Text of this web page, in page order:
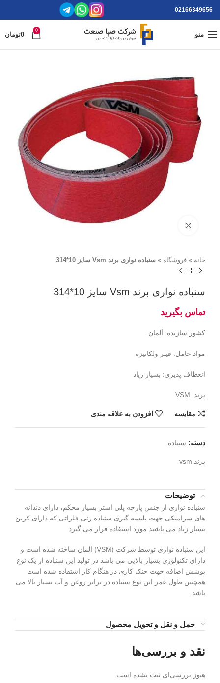
02166349656
منو
0
0تومان
خانه » فروشگاه » سنباده نواری برند Vsm سایز 10*314
سنباده نواری برند Vsm سایز 10*314
کشور سازنده: آلمان
مواد حامل: فیبر ولکانیزه
انعطاف پذیری: بسیار زیاد
برند: VSM
مقايسه افزودن به علاقه مندی
دسته: سنباده
برند vsm
توضیحات
سنباده نواری از جنس پارچه پلی استر بسیار محکم، دارای دندانه
های سرامیکی جهت پلیسه گیری سنباده زنی فلزاتی که دارای کربن
بسیار زیاد می باشند مورد استفاده قرار می گیرد.
این سنباده نواری توسط شرکت (VSM) آلمان ساخته شده است و
دارای تکنولوژی بسیار بالایی می باشد در تولید این سنباده از یک نوع
پوشش اضافه جهت خنک کاری در هنگام کار استفاده شده است
همچنین طول عمر این نوع سنباده در برابر روغن و آب بسیار بالا می
باشد.
حمل و نقل و تحویل محصول
نقد و بررسی‌ها
هنوز بررسی‌ای ثبت نشده است.